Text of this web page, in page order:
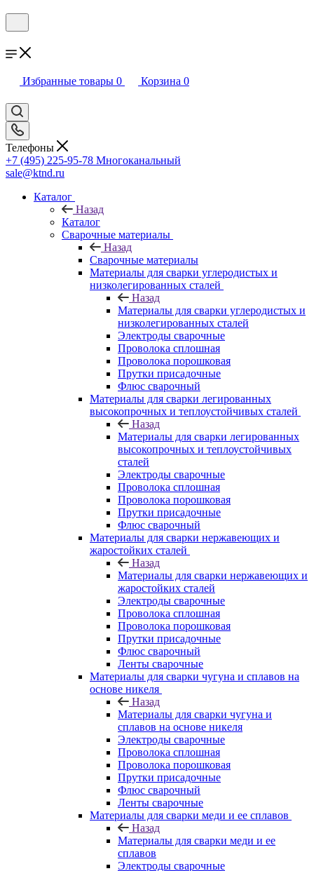
Избранные товары 0 Корзина 0
Телефоны
+7 (495) 225-95-78 Многоканальный
sale@ktnd.ru
Каталог
Назад
Каталог
Сварочные материалы
Назад
Сварочные материалы
Материалы для сварки углеродистых и
низколегированных сталей
Назад
Материалы для сварки углеродистых и
низколегированных сталей
Электроды сварочные
Проволока сплошная
Проволока порошковая
Прутки присадочные
Флюс сварочный
Материалы для сварки легированных
высокопрочных и теплоустойчивых сталей
Назад
Материалы для сварки легированных
высокопрочных и теплоустойчивых
сталей
Электроды сварочные
Проволока сплошная
Проволока порошковая
Прутки присадочные
Флюс сварочный
Материалы для сварки нержавеющих и
жаростойких сталей
Назад
Материалы для сварки нержавеющих и
жаростойких сталей
Электроды сварочные
Проволока сплошная
Проволока порошковая
Прутки присадочные
Флюс сварочный
Ленты сварочные
Материалы для сварки чугуна и сплавов на
основе никеля
Назад
Материалы для сварки чугуна и
сплавов на основе никеля
Электроды сварочные
Проволока сплошная
Проволока порошковая
Прутки присадочные
Флюс сварочный
Ленты сварочные
Материалы для сварки меди и ее сплавов
Назад
Материалы для сварки меди и ее
сплавов
Электроды сварочные